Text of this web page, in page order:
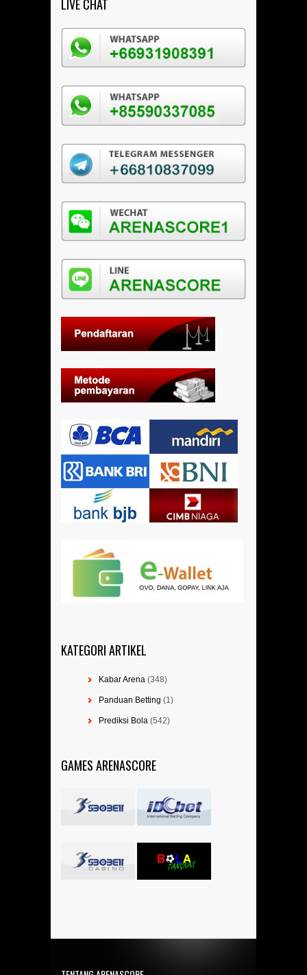
LIVE CHAT
KATEGORI ARTIKEL
Kabar Arena (348)
Panduan Betting (1)
Prediksi Bola (542)
GAMES ARENASCORE